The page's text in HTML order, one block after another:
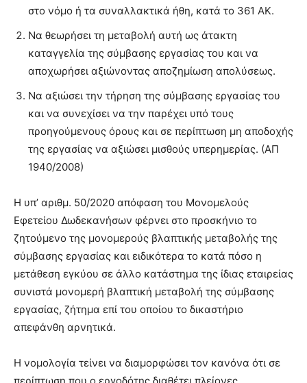
στο νόμο ή τα συναλλακτικά ήθη, κατά το 361 ΑΚ.
Να θεωρήσει τη μεταβολή αυτή ως άτακτη
καταγγελία της σύμβασης εργασίας του και να
αποχωρήσει αξιώνοντας αποζημίωση απολύσεως.
Να αξιώσει την τήρηση της σύμβασης εργασίας του
και να συνεχίσει να την παρέχει υπό τους
προηγούμενους όρους και σε περίπτωση μη αποδοχής
της εργασίας να αξιώσει μισθούς υπερημερίας. (ΑΠ
1940/2008)
Η υπ’ αριθμ. 50/2020 απόφαση του Μονομελούς
Εφετείου Δωδεκανήσων φέρνει στο προσκήνιο το
ζητούμενο της μονομερούς βλαπτικής μεταβολής της
σύμβασης εργασίας και ειδικότερα το κατά πόσο η
μετάθεση εγκύου σε άλλο κατάστημα της ίδιας εταιρείας
συνιστά μονομερή βλαπτική μεταβολή της σύμβασης
εργασίας, ζήτημα επί του οποίου το δικαστήριο
απεφάνθη αρνητικά.
Η νομολογία τείνει να διαμορφώσει τον κανόνα ότι σε